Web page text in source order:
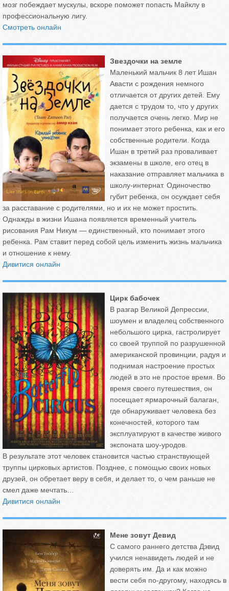
мозг побеждает мускулы, вскоре поможет попасть Майклу в
профессиональную лигу.
Смотреть онлайн
Звездочки на земле
Маленький мальчик 8 лет Ишан
Авасти с рождения немного
отличается от других детей. Ему
дается с трудом то, что у других
получается очень легко. Мир не
понимает этого ребенка, как и его
собственные родители. Когда
Ишан в третий раз проваливает
экзамены в школе, его отец в
наказание отправляет мальчика в
школу-интернат. Одиночество
губит ребенка, он осуждает себя
за расставание с родителями, но и их не может простить.
Однажды в жизни Ишана появляется временный учитель
рисования Рам Никум — единственный, кто понимает этого
ребенка. Рам ставит перед собой цель изменить жизнь мальчика
и отношение к нему.
Дивитися онлайн
Цирк бабочек
В разгар Великой Депрессии,
шоумен и владелец собственного
небольшого цирка, гастролирует
со своей труппой по разрушенной
американской провинции, радуя и
поднимая настроение простых
людей в это не простое время. Во
время своего путешествия, он
посещает ярмарочный балаган,
где обнаруживает человека без
конечностей, которого там
эксплуатируют в качестве живого
экспоната шоу-уродов.
В результате этот человек становится частью странствующей
труппы цирковых артистов. Позднее, с помощью своих новых
друзей, он обретает веру в себя, и делает то, о чем раньше не
смел даже мечтать…
Дивитися онлайн
Мене зовут Девид
С самого раннего детства Дэвид
учился ненавидеть людей и не
доверять им. Да и как можно
вести себя по-другому, находясь в